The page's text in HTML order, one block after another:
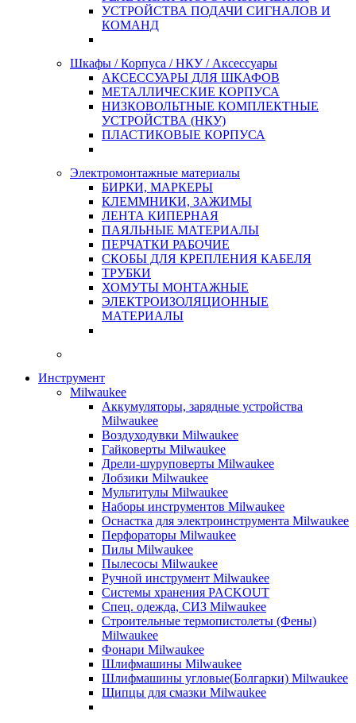
УСТРОЙСТВА ПОДАЧИ СИГНАЛОВ И
КОМАНД
Шкафы / Корпуса / НКУ / Аксессуары
АКСЕССУАРЫ ДЛЯ ШКАФОВ
МЕТАЛЛИЧЕСКИЕ КОРПУСА
НИЗКОВОЛЬТНЫЕ КОМПЛЕКТНЫЕ
УСТРОЙСТВА (НКУ)
ПЛАСТИКОВЫЕ КОРПУСА
Электромонтажные материалы
БИРКИ, МАРКЕРЫ
КЛЕММНИКИ, ЗАЖИМЫ
ЛЕНТА КИПЕРНАЯ
ПАЯЛЬНЫЕ МАТЕРИАЛЫ
ПЕРЧАТКИ РАБОЧИЕ
СКОБЫ ДЛЯ КРЕПЛЕНИЯ КАБЕЛЯ
ТРУБКИ
ХОМУТЫ МОНТАЖНЫЕ
ЭЛЕКТРОИЗОЛЯЦИОННЫЕ
МАТЕРИАЛЫ
Инструмент
Milwaukee
Аккумуляторы, зарядные устройства
Milwaukee
Воздуходувки Milwaukee
Гайковерты Milwaukee
Дрели-шуруповерты Milwaukee
Лобзики Milwaukee
Мультитулы Milwaukee
Наборы инструментов Milwaukee
Оснастка для электроинструмента Milwaukee
Перфораторы Milwaukee
Пилы Milwaukee
Пылесосы Milwaukee
Ручной инструмент Milwaukee
Системы хранения PACKOUT
Спец. одежда, СИЗ Milwaukee
Строительные термопистолеты (Фены)
Milwaukee
Фонари Milwaukee
Шлифмашины Milwaukee
Шлифмашины угловые(Болгарки) Milwaukee
Щипцы для смазки Milwaukee